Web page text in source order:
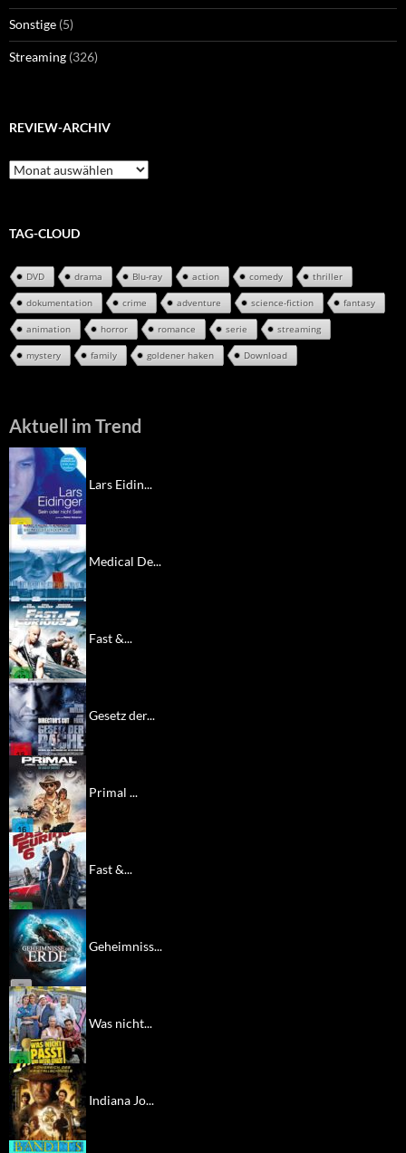
Sonstige (5)
Streaming (326)
REVIEW-ARCHIV
Review-
Archiv
TAG-CLOUD
DVD drama Blu-ray action comedy thriller
dokumentation crime adventure science-fiction fantasy
animation horror romance serie streaming
mystery family goldener haken Download
Aktuell im Trend
Lars Eidin...
Medical De...
Fast &...
Gesetz der...
Primal ...
Fast &...
Geheimniss...
Was nicht...
Indiana Jo...